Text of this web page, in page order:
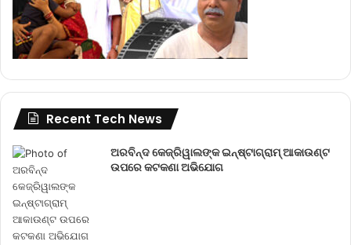
Recent Tech News
ଅରବିନ୍ଦ କେଜ୍ରିୱାଲଙ୍କ ଇନ୍‌ଷ୍ଟାଗ୍ରାମ୍ ଆକାଉଣ୍ଟ
ଉପରେ କଟକଣା ଅଭିଯୋଗ